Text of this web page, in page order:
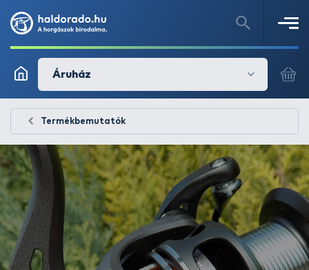
Áruház
Termékbemutatók